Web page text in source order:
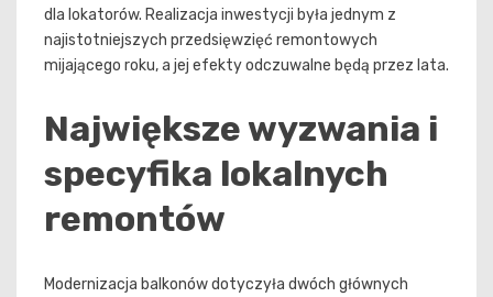
dla lokatorów. Realizacja inwestycji była jednym z
najistotniejszych przedsięwzięć remontowych
mijającego roku, a jej efekty odczuwalne będą przez lata.
Największe wyzwania i
specyfika lokalnych
remontów
Modernizacja balkonów dotyczyła dwóch głównych